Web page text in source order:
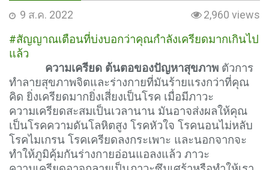
9 ส.ค. 2022 2,960 views
#สัญญาณเตือนที่บ่งบอกว่าคุณกำลังเครียดมากเกินไป
แล้ว
ความเครียด ต้นตอของปัญหาสุขภาพ ตัวการ
ทำลายสุขภาพจิตและร่างกายที่มันร้ายแรงกว่าที่คุณ
คิด ยิ่งเครียดมากยิ่งเสี่ยงเป็นโรค เมื่อมีภาวะ
ความเครียดสะสมเป็นเวลานาน มันอาจส่งผลให้คุณ
เป็นโรคความดันโลหิตสูง โรคหัวใจ โรคนอนไม่หลับ
โรคไมเกรน โรคเครียดลงกระเพาะ และนอกจากจะ
ทำให้ภูมิคุ้มกันร่างกายอ่อนแอลงแล้ว ภาวะ